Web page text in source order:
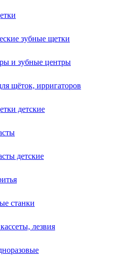
зубные щетки
и зубные центры
щёток, ирригаторов
детские
детские
станки
лезвия